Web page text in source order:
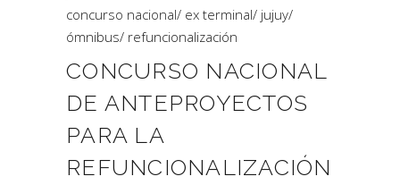
concurso nacional/ ex terminal/ jujuy/
ómnibus/ refuncionalización
CONCURSO NACIONAL
DE ANTEPROYECTOS
PARA LA
REFUNCIONALIZACIÓN